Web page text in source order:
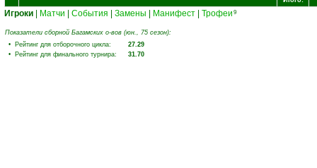
Игроки Матчи События Замены Манифест Трофеи 9
Показатели сборной Багамских о-вов (юн., 75 сезон):
• Рейтинг для отборочного цикла:
27.29
• Рейтинг для финального турнира:
31.70